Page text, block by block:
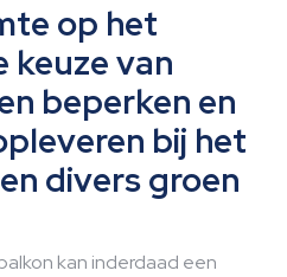
op het
keuze van
beperken en
bij het
divers groen
kan inderdaad een